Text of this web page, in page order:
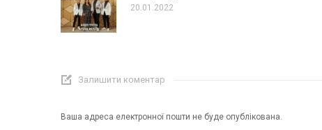
20.01.2022
Залишити коментар
Ваша адреса електронної пошти не буде опублікована.